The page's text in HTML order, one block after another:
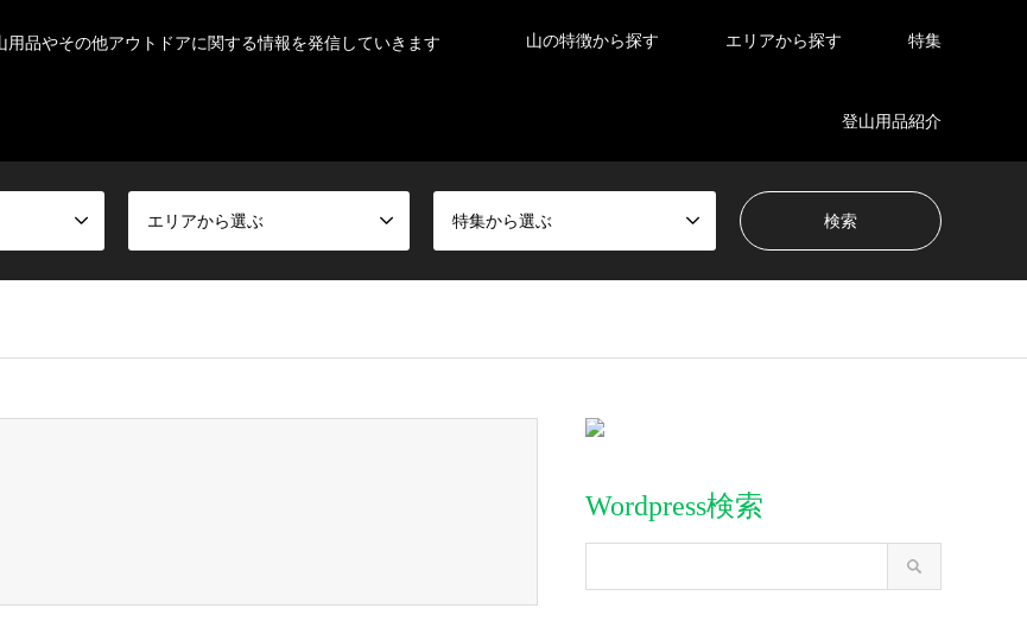
用品やその他アウトドアに関する情報を発信していきます 山の特徴から探す エリアから探す 特集
登山用品紹介
エリアから選ぶ 特集から選ぶ
Wordpress検索